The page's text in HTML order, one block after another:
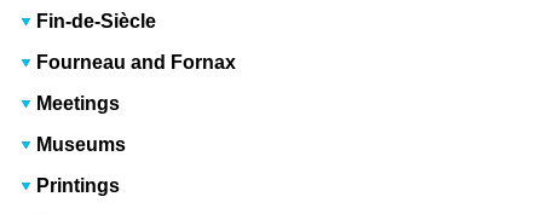
Fin-de-Siècle
Fourneau and Fornax
Meetings
Museums
Printings